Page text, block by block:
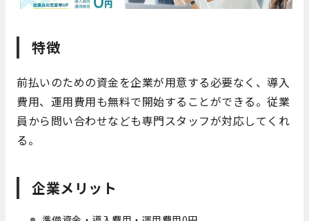
特徴
前払いのための資金を企業が用意する必要なく、導入
費用、運用費用も無料で開始することができる。従業
員から問い合わせなども専門スタッフが対応してくれ
る。
企業メリット